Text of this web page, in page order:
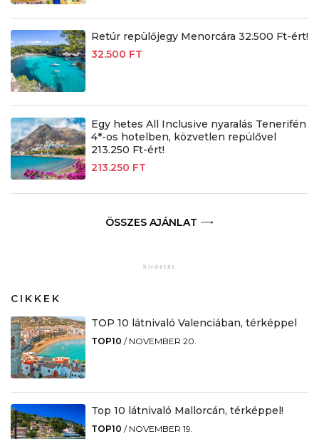
Retúr repülőjegy Menorcára 32.500 Ft-ért!
32.500 FT
Egy hetes All Inclusive nyaralás Tenerifén
4*-os hotelben, közvetlen repülővel
213.250 Ft-ért!
213.250 FT
ÖSSZES AJÁNLAT
CIKKEK
TOP 10 látnivaló Valenciában, térképpel
TOP10 / NOVEMBER 20.
Top 10 látnivaló Mallorcán, térképpel!
TOP10 / NOVEMBER 19.